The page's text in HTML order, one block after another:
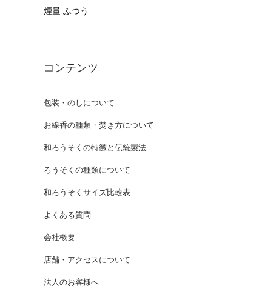
煙量 ふつう
コンテンツ
包装・のしについて
お線香の種類・焚き方について
和ろうそくの特徴と伝統製法
ろうそくの種類について
和ろうそくサイズ比較表
よくある質問
会社概要
店舗・アクセスについて
法人のお客様へ